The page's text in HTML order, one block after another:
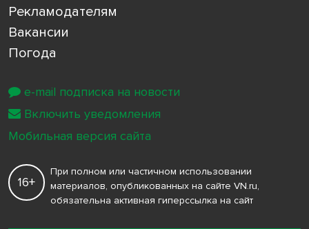
Рекламодателям
Вакансии
Погода
16+
При полном или частичном использовании
материалов, опубликованных на сайте VN.ru,
обязательна активная гиперссылка на сайт
e-mail подписка на новости
Включить уведомления
Мобильная версия сайта